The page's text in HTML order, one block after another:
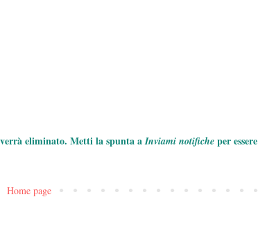
eliminato. Metti la spunta aInviami notifiche per essere
Home page